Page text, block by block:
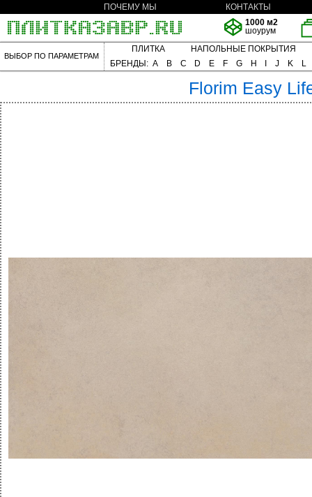
ПОЧЕМУ МЫ
КОНТАКТЫ
1000 м2
шоурум
ВЫБОР ПО ПАРАМЕТРАМ
ПЛИТКА
НАПОЛЬНЫЕ ПОКРЫТИЯ
БРЕНДЫ: A B C D E F G H J K L
Florim Easy